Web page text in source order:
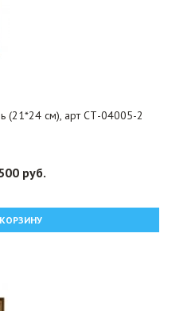
(21*24 см), арт СТ-04005-2
руб.